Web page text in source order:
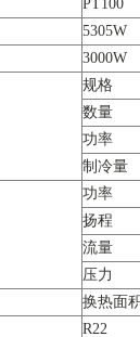
PT100
5305W
3000W
规格
数量
功率
制冷量
功率
扬程
流量
压力
换热面
R22